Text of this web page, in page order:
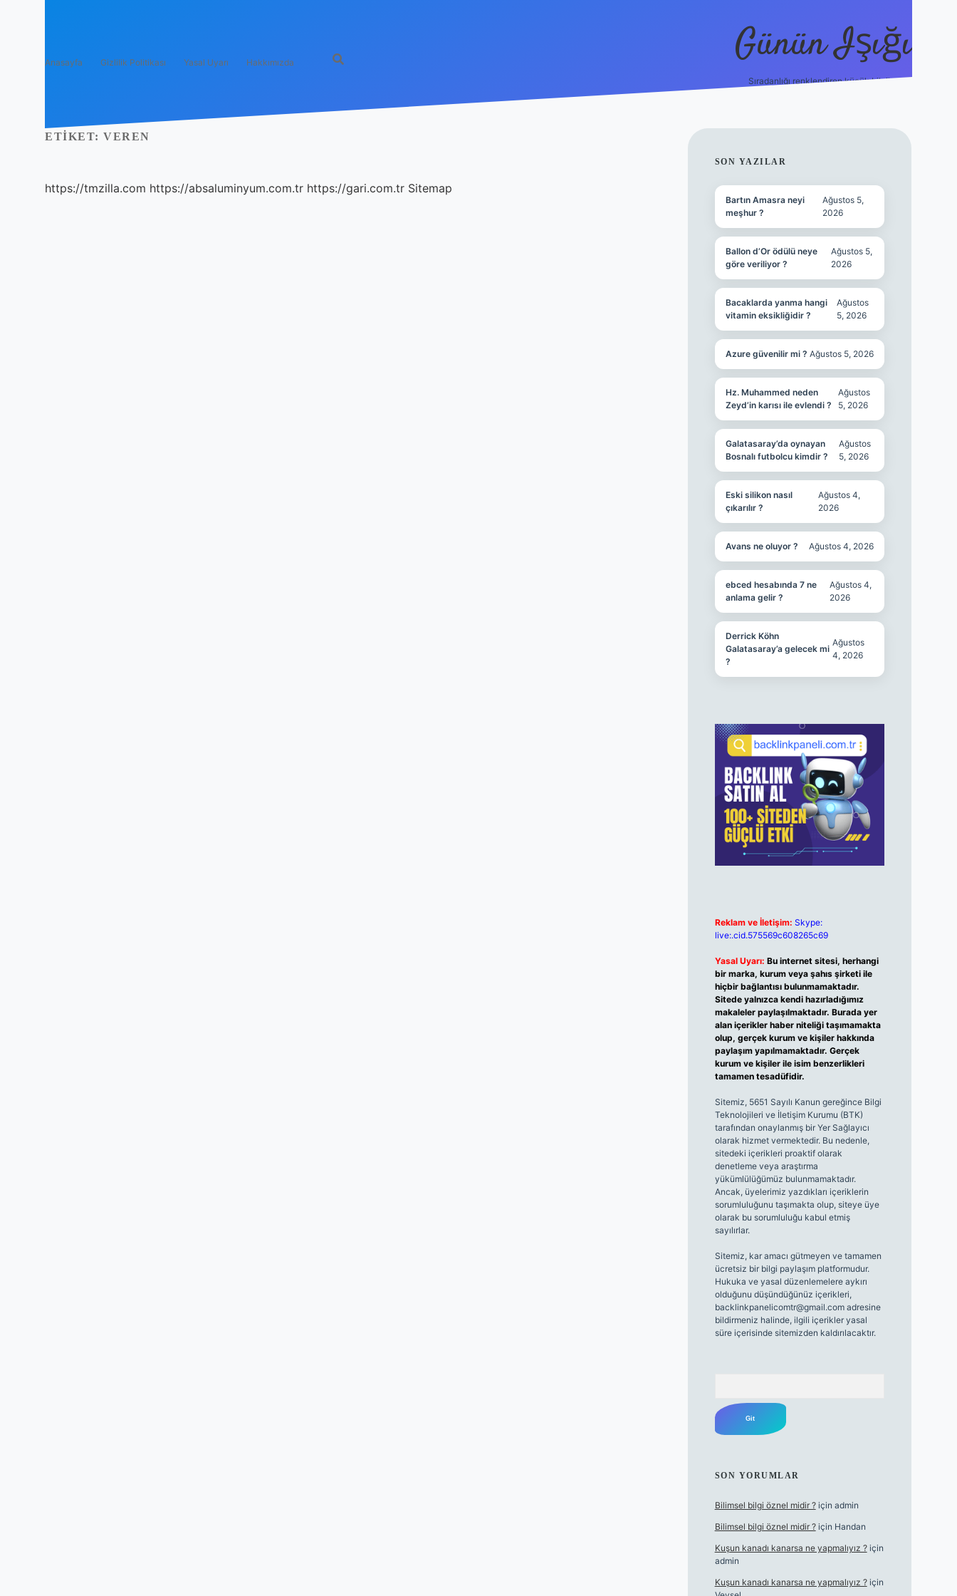
Anasayfa Gizlilik Politikası Yasal Uyarı Hakkımızda Günün Işığı
Sıradanlığı renklendiren küçük bilgiler.
ETIKET: VEREN
https://tmzilla.com https://absaluminyum.com.tr https://gari.com.tr Sitemap
SIDEBAR
SON YAZILAR
Bartın Amasra neyi
meşhur ?
Ağustos 5,
2026
Ballon d’Or ödülü neye
göre veriliyor ?
Ağustos 5,
2026
Bacaklarda yanma hangi
vitamin eksikliğidir ?
Ağustos
5, 2026
Azure güvenilir mi ? Ağustos 5, 2026
Hz. Muhammed neden
Zeyd’in karısı ile evlendi ?
Ağustos
5, 2026
Galatasaray’da oynayan
Bosnalı futbolcu kimdir ?
Ağustos
5, 2026
Eski silikon nasıl
çıkarılır ?
Ağustos 4,
2026
Avans ne oluyor ? Ağustos 4, 2026
ebced hesabında 7 ne
anlama gelir ?
Ağustos 4,
2026
Derrick Köhn
Galatasaray’a gelecek mi
?
Ağustos
4, 2026
Reklam ve İletişim: Skype:
live:.cid.575569c608265c69
Yasal Uyarı: Bu internet sitesi, herhangi
bir marka, kurum veya şahıs şirketi ile
hiçbir bağlantısı bulunmamaktadır.
Sitede yalnızca kendi hazırladığımız
makaleler paylaşılmaktadır. Burada yer
alan içerikler haber niteliği taşımamakta
olup, gerçek kurum ve kişiler hakkında
paylaşım yapılmamaktadır. Gerçek
kurum ve kişiler ile isim benzerlikleri
tamamen tesadüfidir.
Sitemiz, 5651 Sayılı Kanun gereğince Bilgi
Teknolojileri ve İletişim Kurumu (BTK)
tarafından onaylanmış bir Yer Sağlayıcı
olarak hizmet vermektedir. Bu nedenle,
sitedeki içerikleri proaktif olarak
denetleme veya araştırma
yükümlülüğümüz bulunmamaktadır.
Ancak, üyelerimiz yazdıkları içeriklerin
sorumluluğunu taşımakta olup, siteye üye
olarak bu sorumluluğu kabul etmiş
sayılırlar.
Sitemiz, kar amacı gütmeyen ve tamamen
ücretsiz bir bilgi paylaşım platformudur.
Hukuka ve yasal düzenlemelere aykırı
olduğunu düşündüğünüz içerikleri,
backlinkpanelicomtr@gmail.comadresine
bildirmeniz halinde, ilgili içerikler yasal
süre içerisinde sitemizden kaldırılacaktır.
SON YORUMLAR
Bilimsel bilgi öznel midir ?için admin
Bilimsel bilgi öznel midir ?için Handan
Kuşun kanadı kanarsa ne yapmalıyız ?için
admin
Kuşun kanadı kanarsa ne yapmalıyız ?için
grand opera bet giriş